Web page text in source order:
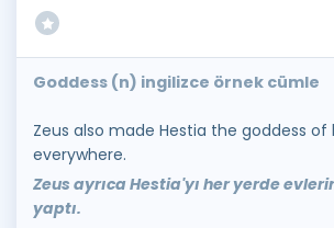
Goddess (n) ingilizce örnek cümle
Zeus also made Hestia the goddess of
everywhere.
Zeus ayrıca Hestia'yı her yerde
yaptı.